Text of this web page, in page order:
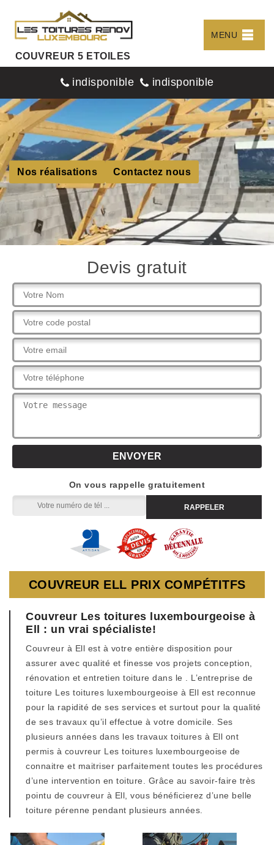
COUVREUR 5 ETOILES
MENU
indisponible indisponible
Nos réalisations Contactez nous
Devis gratuit
On vous rappelle gratuitement
COUVREUR ELL PRIX COMPÉTITFS
Couvreur Les toitures luxembourgeoise à
Ell : un vrai spécialiste!
Couvreur à Ell est à votre entière disposition pour
assurer avec qualité et finesse vos projets conception,
rénovation et entretien toiture dans le . L’entreprise de
toiture Les toitures luxembourgeoise à Ell est reconnue
pour la rapidité de ses services et surtout pour la qualité
de ses travaux qu’il effectue à votre domicile. Ses
plusieurs années dans les travaux toitures à Ell ont
permis à couvreur Les toitures luxembourgeoise de
connaitre et maitriser parfaitement toutes les procédures
d’une intervention en toiture. Grâce au savoir-faire très
pointu de couvreur à Ell, vous bénéficierez d’une belle
toiture pérenne pendant plusieurs années.